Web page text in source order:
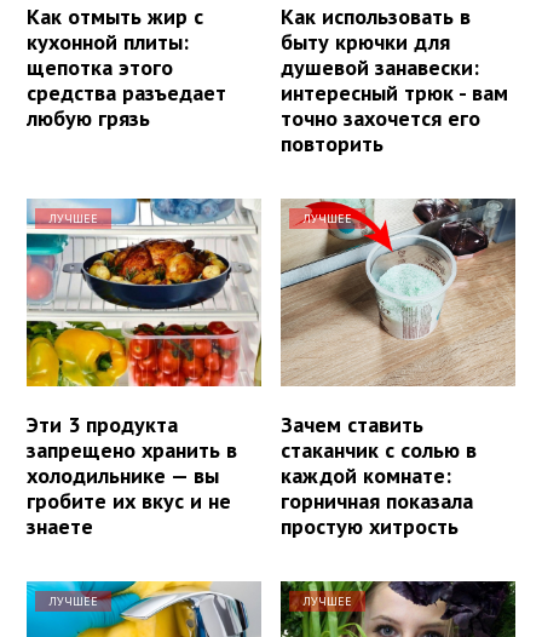
Как отмыть жир с
кухонной плиты:
щепотка этого
средства разъедает
любую грязь
Как использовать в
быту крючки для
душевой занавески:
интересный трюк - вам
точно захочется его
повторить
ЛУЧШЕЕ
Эти 3 продукта
запрещено хранить в
холодильнике — вы
гробите их вкус и не
знаете
ЛУЧШЕЕ
Зачем ставить
стаканчик с солью в
каждой комнате:
горничная показала
простую хитрость
ЛУЧШЕЕ ЛУЧШЕЕ